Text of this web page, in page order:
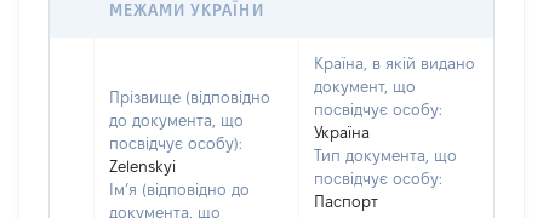
МЕЖАМИ УКРАЇНИ
Прізвище (відповідно
до документа, що
посвідчує особу):
Zelenskyi
Ім’я (відповідно до
документа, що
Країна, в якій видано
документ, що
посвідчує особу:
Україна
Тип документа, що
посвідчує особу:
Паспорт